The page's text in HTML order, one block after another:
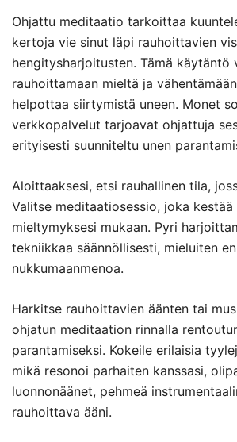
Ohjattu meditaatio tarkoittaa
kertoja vie sinut läpi rauhoittavien
hengitysharjoitusten. Tämä käytäntö
rauhoittamaan mieltä ja
helpottaa siirtymistä uneen. Monet
verkkopalvelut tarjoavat ohjattuja
erityisesti suunniteltu unen
Aloittaaksesi, etsi rauhallinen tila,
Valitse meditaatiosessio, joka
mieltymyksesi mukaan. Pyri
tekniikkaa säännöllisesti, mieluiten
nukkumaanmenoa.
Harkitse rauhoittavien äänten tai
ohjatun meditaation rinnalla
parantamiseksi. Kokeile erilaisia
mikä resonoi parhaiten kanssasi,
luonnonäänet, pehmeä
rauhoittava ääni.